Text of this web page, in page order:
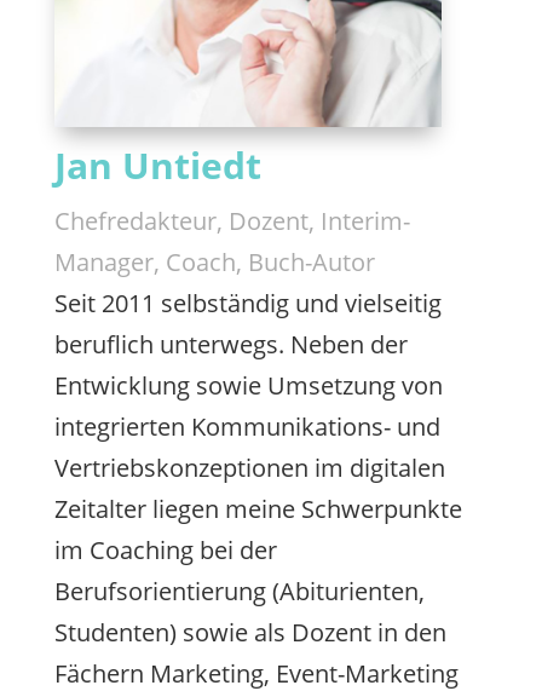
Jan Untiedt
Chefredakteur, Dozent, Interim-
Manager, Coach, Buch-Autor
Seit 2011 selbständig und vielseitig
beruflich unterwegs. Neben der
Entwicklung sowie Umsetzung von
integrierten Kommunikations- und
Vertriebskonzeptionen im digitalen
Zeitalter liegen meine Schwerpunkte
im Coaching bei der
Berufsorientierung (Abiturienten,
Studenten) sowie als Dozent in den
Fächern Marketing, Event-Marketing